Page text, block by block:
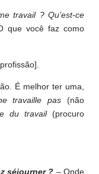
travail ? Qu’est-ce
que você faz como
É melhor ter uma,
travaille pas (não
du travail(procuro
séjourner ? – Onde